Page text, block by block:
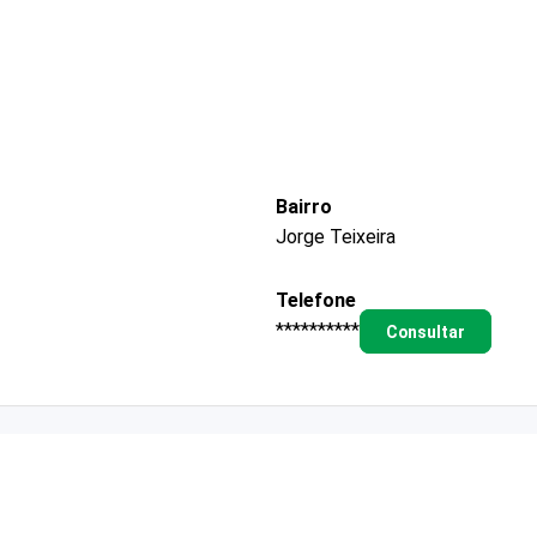
Bairro
Jorge Teixeira
Telefone
**********
Consultar